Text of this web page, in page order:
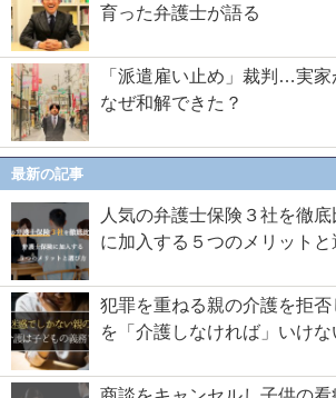
育った弁護士が語る
「派遣雇い止め」裁判…実
なぜ和解できた？
最新の記事
人気の弁護士保険３社を徹
に加入する５つのメリットと
犯罪を重ねる親の介護を拒
を「介護しなければ」いけな